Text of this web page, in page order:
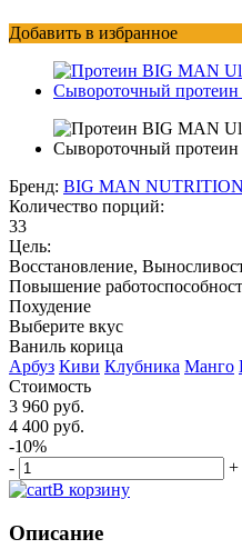
Добавить в избранное
Бренд: BIG MAN NUTRITION
Количество порций:
33
Цель:
Восстановление,
Повышение
Похудение
Выберите вкус
Ваниль корица
Арбуз Киви Клубника Манго
Стоимость
3 960 руб.
4 400 руб.
-10%
-
+
В корзину
Описание